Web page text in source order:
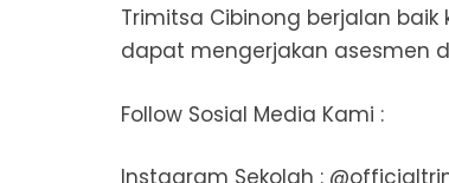
Trimitsa Cibinong berjalan
dapat mengerjakan asesmen
Follow Sosial Media Kami :
Instagram Sekolah :